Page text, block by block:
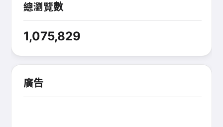
總瀏覽數
1,075,829
廣告